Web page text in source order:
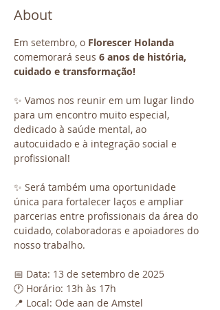
About
Em setembro, o Florescer Holanda
comemorará seus 6 anos de história,
cuidado e transformação!
✨ Vamos nos reunir em um lugar lindo
para um encontro muito especial,
dedicado à saúde mental, ao
autocuidado e à integração social e
profissional!
✨ Será também uma oportunidade
única para fortalecer laços e ampliar
parcerias entre profissionais da área do
cuidado, colaboradoras e apoiadores do
nosso trabalho.
📅 Data: 13 de setembro de 2025
🕐 Horário: 13h às 17h
📍 Local: Ode aan de Amstel